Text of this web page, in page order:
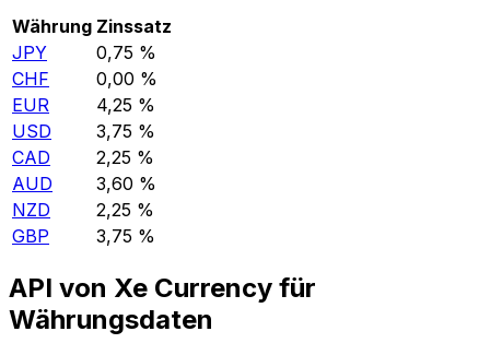
Währung Zinssatz
JPY
0,75 %
CHF
0,00 %
EUR
4,25 %
USD
3,75 %
CAD
2,25 %
AUD
3,60 %
NZD
2,25 %
GBP
3,75 %
API von Xe Currency für
Währungsdaten